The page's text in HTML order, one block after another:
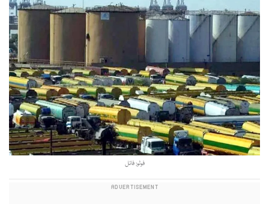
فوٹو: فائل